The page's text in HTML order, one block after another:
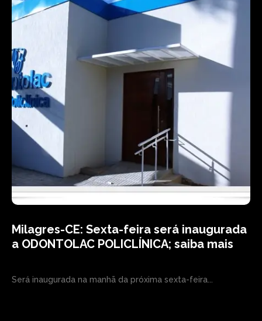
Milagres-CE: Sexta-feira será inaugurada
a ODONTOLAC POLICLÍNICA; saiba mais
Será inaugurada na manhã da próxima sexta-feira...